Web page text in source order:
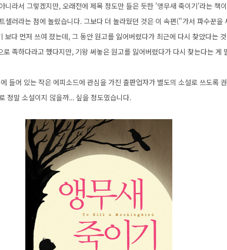
니라서 그렇겠지만,오래전에 제목 정도만 들은 듯한 '앵무새 죽이기'라는 책
셀러라는 점에 놀랐습니다. 그보다 더 놀라웠던 것은 이 속편("가서 파수꾼을
다 먼저 쓰여 졌는데, 그 동안 원고를 잃어버렸다가 최근에 다시 찾았다는
족하다라고 했다지만, 기왕 써놓은 원고를 잃어버렸다가 다시 찾는다는 게
들어 있는 작은 에피소드에 관심을 가진 출판업자가 별도의 소설로 쓰도록
정말 소설이지 않을까... 싶을 정도였습니다.